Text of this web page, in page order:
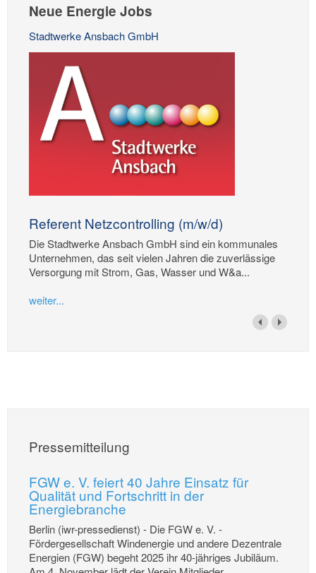
Neue Energie Jobs
Stadtwerke Ansbach GmbH
Referent Netzcontrolling (m/w/d)
Die Stadtwerke Ansbach GmbH sind ein kommunales
Unternehmen, das seit vielen Jahren die zuverlässige
Versorgung mit Strom, Gas, Wasser und W&a...
weiter...
Pressemitteilung
FGW e. V. feiert 40 Jahre Einsatz für
Qualität und Fortschritt in der
Energiebranche
Berlin (iwr-pressedienst) - Die FGW e. V. -
Fördergesellschaft Windenergie und andere Dezentrale
Energien (FGW) begeht 2025 ihr 40-jähriges Jubiläum.